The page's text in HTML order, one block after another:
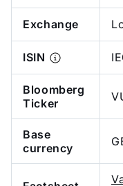
Exchange
ISIN
Bloomberg
Ticker
Base
currency